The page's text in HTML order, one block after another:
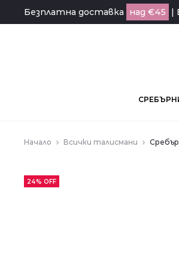
Безплатна доставка над €45 |
Начало Всички талисмани
24% OFF